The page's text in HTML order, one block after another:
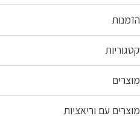
הזמנות
קטגוריות
מוצרים
מוצרים עם וריאציות